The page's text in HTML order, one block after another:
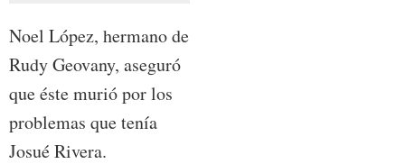
Noel López, hermano de
Rudy Geovany, aseguró
que éste murió por los
problemas que tenía
Josué Rivera.